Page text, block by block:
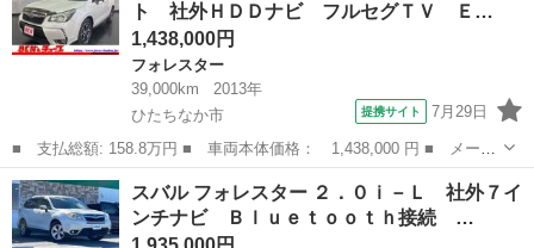
トヒータ...
ト 社外ＨＤＤナビ フルセグＴＶ Ｅ…
1,438,000円
フォレスター
39,000km
2013年
ひたちなか市
提携サイト 7月29日
■ 支払総額: 158.8万円 ■ 車両本体価格： 1,438,000 円 ■ メーカ
ー名： スバル ■ 車種名： フォレスター ■ グレード名： ２．
０ＸＴ アイサイト 社外ＨＤＤナビ フルセグＴＶ ＥＴＣ バッ
クカメラ...
茨城 ひたちなか市 フォレスター
スバル フォレスター ２．０ｉ－Ｌ 社外７イ
ンチナビ Ｂｌｕｅｔｏｏｔｈ接続 …